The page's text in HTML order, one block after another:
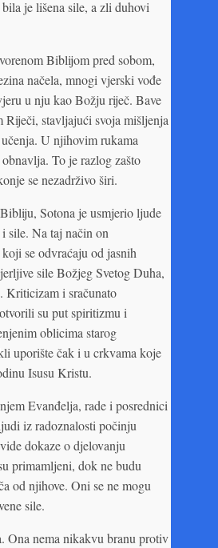
je lišena sile, a zli duhovi
Biblijom pred sobom,
načela, mnogi vjerski vođe
u nju kao Božju riječ. Bave
Riječi, stavljajući svoja mišljenja
U njihovim rukama
To je razlog zašto
se nezadrživo širi.
Sotona je usmjerio ljude
sile. Na taj način on
se odvraćaju od jasnih
sile Božjeg Svetog Duha,
Kriticizam i sračunato
su put spiritizmu i
oblicima starog
uporište čak i u crkvama koje
Isusu Kristu.
Evanđelja, rade i posrednici
iz radoznalosti počinju
dokaze o djelovanju
primamljeni, dok ne budu
od njihove. Oni se ne mogu
sile.
Ona nema nikakvu branu protiv